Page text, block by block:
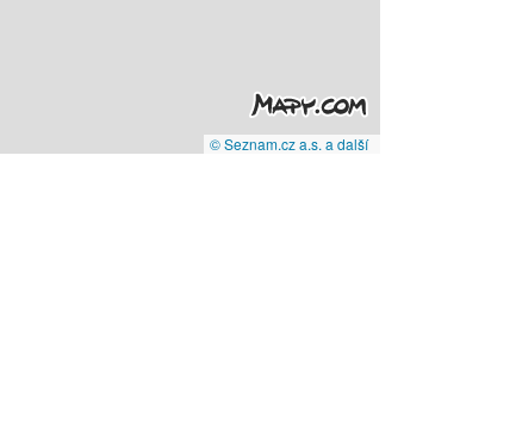
© Seznam.cz a.s. a další